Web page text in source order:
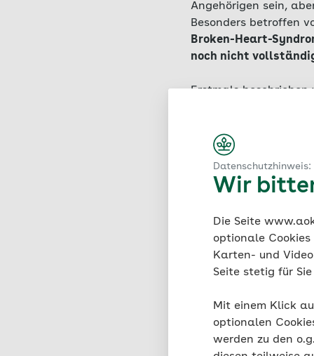
Wir
Die Seite
optionale
Karten- und
Seite stetig für
Mit einem Klick
optionalen
werden zu den
Angehörigen sein,
Besonders betroffen
Broken-Heart-
noch nicht
Erstmals
typische Bild des
Aufweitung der linken
Passende